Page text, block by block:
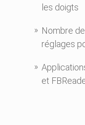
les doigts
Nombre
réglages
et